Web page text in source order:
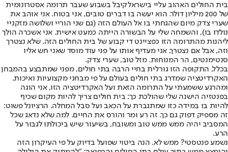
בית החולים האהוב עליי בישראלקיבל בשבוע שעבר תרומה אסטרונומית
של 200 מיליון דולר
. הוא יעשה בו דברים טובים, אני בטוח. אני אוהב את
שערי צדק מיום שהגחתי בו אל העולם הזה (גם שני הוריי ושלושה מזקניי
נולדו בו), והשמחה שלי על הבשורה הייתה כמעט אישית. אני אשכרה הולך
ליהנות מהתרומה הזו ‏כפציינט די קבוע של בית החולים הזה. שלא נצטרך
וזה, אבל אם נצטרך, אני מעדיף אותו על פני עוד מוסד שאני חש אליו
סנטימנטים, הר המנוחות. מזל טוב, שערי צדק.
בכלל, התקופה הזו גורלית בחיי הרבה בתי חולים, מפני שמתבצע בהמבחן
האקרדיטציה שמדרג בתי חולים בעולם על פי מבחני מקצועיות ואיכות.
ומהרגע ששמעתי על התרומה הזאת ועל האקרדיטציה הזו, אני הוגה
בפנטזיה הישנה שלי שהולכת כך: בית חולים צריך להיות מקום שכיף
להיות בו במידה כזו שמתגברת על הכאב ועל סבל המחלה. הרציונל פשוט:
זה מספיק דפוק גם כך. זה רע ומר והורס את החיים. למה שלא נדאג שכל
המסביב יהיה ממש ממש טוב ומשובח, בשיעור שיש ביכולתו לגבור על
הרע.
נשמע פנטסטי? ממש לא. הנה ביטוי שפועל בדיוק על פי העיקרון הזה